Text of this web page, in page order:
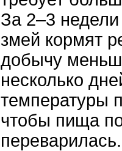
За 2–3
змей кормят
добычу
несколько
температуры
чтобы пища
переварилась.